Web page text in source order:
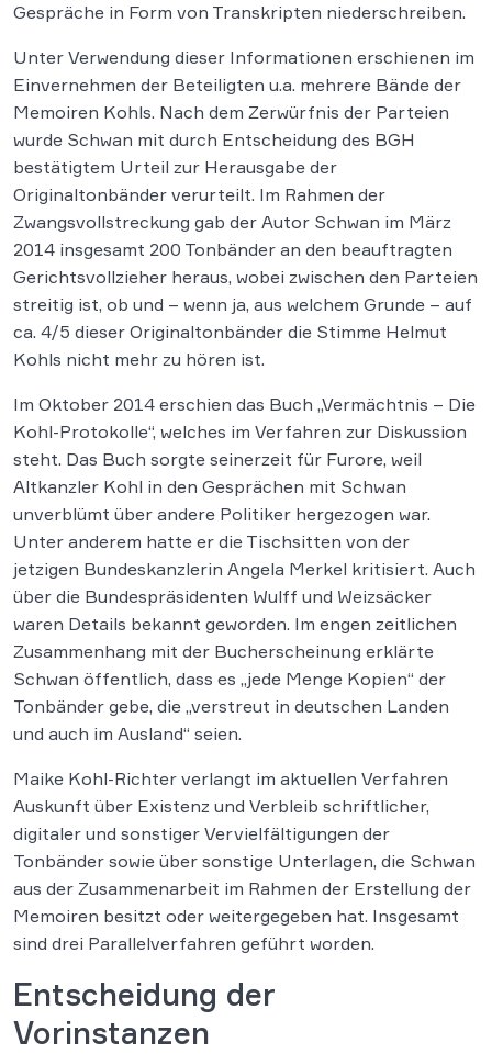
Gespräche in Form von Transkripten niederschreiben.
Unter Verwendung dieser Informationen erschienen im
Einvernehmen der Beteiligten u.a. mehrere Bände der
Memoiren Kohls. Nach dem Zerwürfnis der Parteien
wurde Schwan mit durch Entscheidung des BGH
bestätigtem Urteil zur Herausgabe der
Originaltonbänder verurteilt. Im Rahmen der
Zwangsvollstreckung gab der Autor Schwan im März
2014 insgesamt 200 Tonbänder an den beauftragten
Gerichtsvollzieher heraus, wobei zwischen den Parteien
streitig ist, ob und – wenn ja, aus welchem Grunde – auf
ca. 4/5 dieser Originaltonbänder die Stimme Helmut
Kohls nicht mehr zu hören ist.
Im Oktober 2014 erschien das Buch „Vermächtnis – Die
Kohl-Protokolle“, welches im Verfahren zur Diskussion
steht. Das Buch sorgte seinerzeit für Furore, weil
Altkanzler Kohl in den Gesprächen mit Schwan
unverblümt über andere Politiker hergezogen war.
Unter anderem hatte er die Tischsitten von der
jetzigen Bundeskanzlerin Angela Merkel kritisiert. Auch
über die Bundespräsidenten Wulff und Weizsäcker
waren Details bekannt geworden. Im engen zeitlichen
Zusammenhang mit der Bucherscheinung erklärte
Schwan öffentlich, dass es „jede Menge Kopien“ der
Tonbänder gebe, die „verstreut in deutschen Landen
und auch im Ausland“ seien.
Maike Kohl-Richter verlangt im aktuellen Verfahren
Auskunft über Existenz und Verbleib schriftlicher,
digitaler und sonstiger Vervielfältigungen der
Tonbänder sowie über sonstige Unterlagen, die Schwan
aus der Zusammenarbeit im Rahmen der Erstellung der
Memoiren besitzt oder weitergegeben hat. Insgesamt
sind drei Parallelverfahren geführt worden.
Entscheidung der
Vorinstanzen